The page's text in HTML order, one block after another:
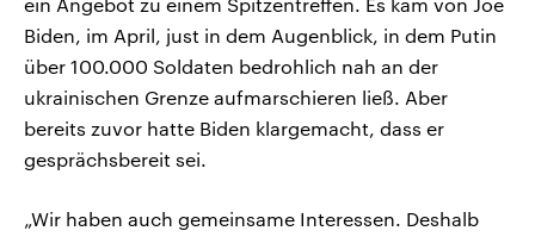
ein Angebot zu einem Spitzentreffen. Es kam von Joe
Biden, im April, just in dem Augenblick, in dem Putin
über 100.000 Soldaten bedrohlich nah an der
ukrainischen Grenze aufmarschieren ließ. Aber
bereits zuvor hatte Biden klargemacht, dass er
gesprächsbereit sei.
„Wir haben auch gemeinsame Interessen. Deshalb